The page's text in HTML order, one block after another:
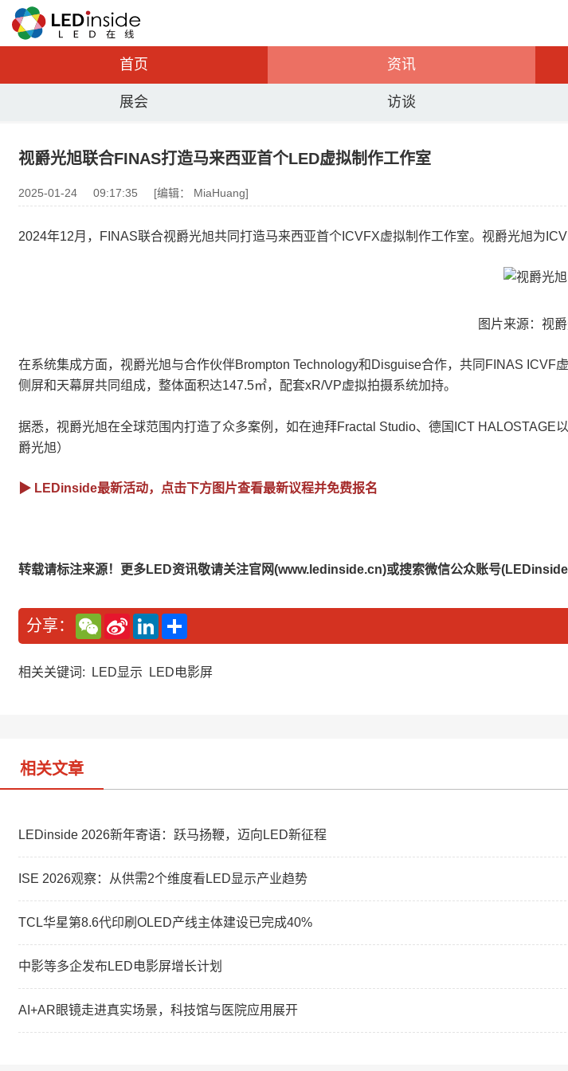
首页 资讯
展会 访谈
视爵光旭联合FINAS打造马来西亚首个LED虚拟制作工作室
2025-01-24 09:17:35 [编辑： MiaHuang]
2024年12月，FINAS联合视爵光旭共同打造马来西亚首个ICVFX虚拟制作工作室。视爵光旭为
图片来源：视
在系统集成方面，视爵光旭与合作伙伴Brompton Technology和Disguise合作，共同FINAS
侧屏和天幕屏共同组成，整体面积达147.5㎡，配套xR/VP虚拟拍摄系统加持。
据悉，视爵光旭在全球范围内打造了众多案例，如在迪拜Fractal Studio、德国ICT
爵光旭）
▶ LEDinside最新活动，点击下方图片查看最新议程并免费报名
转载请标注来源！更多LED资讯敬请关注官网(www.ledinside.cn)或搜索微信公众账号
分享：
W
e
C
a
S
n
W
L
n
e
相关关键词: LED显示 LED电影屏
相关文章
LEDinside 2026新年寄语：跃马扬鞭，迈向LED新征程
ISE 2026观察：从供需2个维度看LED显示产业趋势
TCL华星第8.6代印刷OLED产线主体建设已完成40%
中影等多企发布LED电影屏增长计划
AI+AR眼镜走进真实场景，科技馆与医院应用展开